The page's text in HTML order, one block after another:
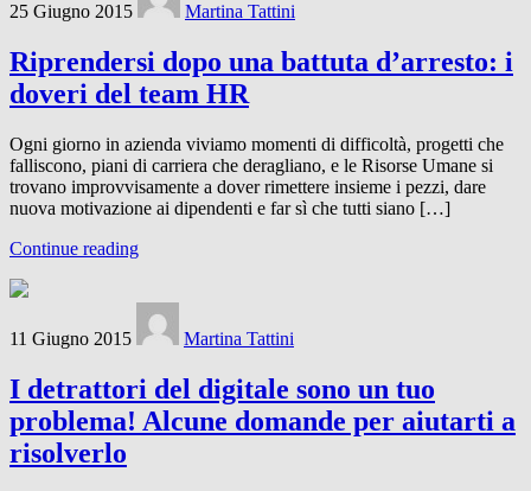
25 Giugno 2015 Martina Tattini
Riprendersi dopo una battuta d’arresto: i
doveri del team HR
Ogni giorno in azienda viviamo momenti di difficoltà, progetti che
falliscono, piani di carriera che deragliano, e le Risorse Umane si
trovano improvvisamente a dover rimettere insieme i pezzi, dare
nuova motivazione ai dipendenti e far sì che tutti siano […]
Continue reading
11 Giugno 2015 Martina Tattini
I detrattori del digitale sono un tuo
problema! Alcune domande per aiutarti a
risolverlo